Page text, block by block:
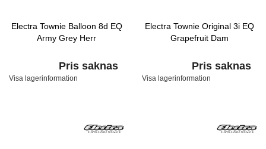
Electra Townie Balloon 8d EQ
Army Grey Herr
Pris saknas
Visa lagerinformation
Electra Townie Original 3i EQ
Grapefruit Dam
Pris saknas
Visa lagerinformation